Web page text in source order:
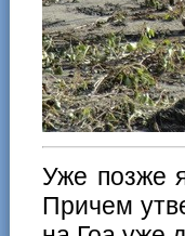
Уже позже
Причем